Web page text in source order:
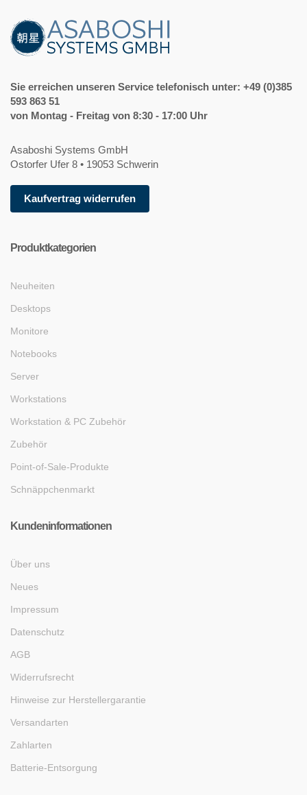
Sie erreichen unseren Service telefonisch unter: +49 (0)385
593 863 51
von Montag - Freitag von 8:30 - 17:00 Uhr
Asaboshi Systems GmbH
Ostorfer Ufer 8 • 19053 Schwerin
Kaufvertrag widerrufen
Produktkategorien
Neuheiten
Desktops
Monitore
Notebooks
Server
Workstations
Workstation & PC Zubehör
Zubehör
Point-of-Sale-Produkte
Schnäppchenmarkt
Kundeninformationen
Über uns
Neues
Impressum
Datenschutz
AGB
Widerrufsrecht
Hinweise zur Herstellergarantie
Versandarten
Zahlarten
Batterie-Entsorgung